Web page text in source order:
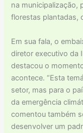
na municipalização,
florestas plantadas,
Em sua fala, o
diretor executivo da
destacou o
acontece. “Esta
setor, mas para o
da emergência
comentou também
desenvolver um